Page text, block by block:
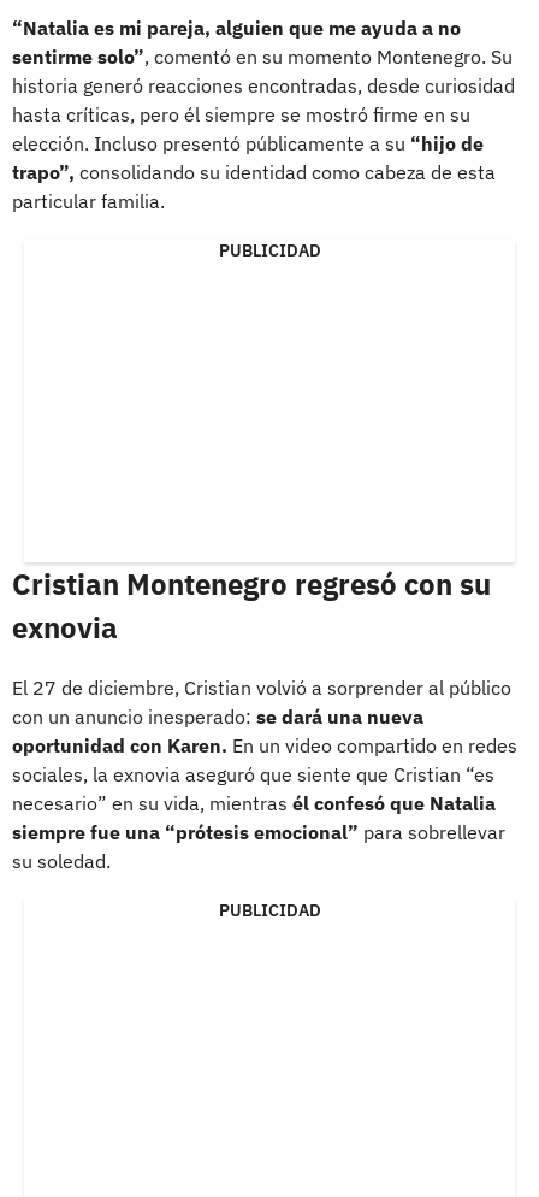
“Natalia es mi pareja, alguien que me ayuda a no
sentirme solo”, comentó en su momento Montenegro. Su
historia generó reacciones encontradas, desde curiosidad
hasta críticas, pero él siempre se mostró firme en su
elección. Incluso presentó públicamente a su “hijo de
trapo”, consolidando su identidad como cabeza de esta
particular familia.
PUBLICIDAD
Cristian Montenegro regresó con su
exnovia
El 27 de diciembre, Cristian volvió a sorprender al público
con un anuncio inesperado: se dará una nueva
oportunidad con Karen. En un video compartido en redes
sociales, la exnovia aseguró que siente que Cristian “es
necesario” en su vida, mientras él confesó que Natalia
siempre fue una “prótesis emocional” para sobrellevar
su soledad.
PUBLICIDAD